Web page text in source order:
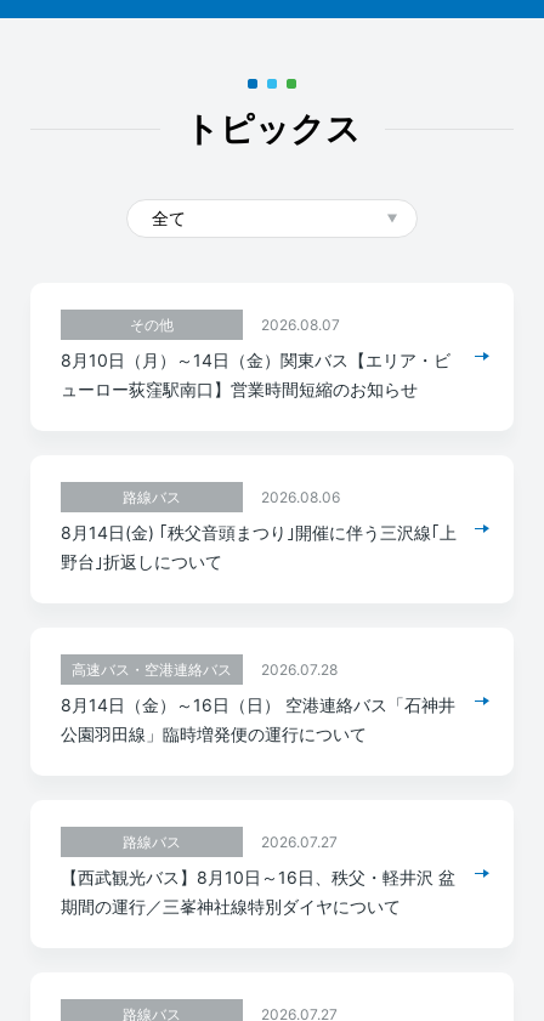
トピックス
その他 2026.08.07
8月10日（月）～14日（金）関東バス【エリア・ビ
ューロー荻窪駅南口】営業時間短縮のお知らせ
路線バス 2026.08.06
8月14日(金) ｢秩父音頭まつり｣開催に伴う三沢線｢上
野台｣折返しについて
高速バス・空港連絡バス 2026.07.28
8月14日（金）～16日（日） 空港連絡バス「石神井
公園羽田線」臨時増発便の運行について
路線バス 2026.07.27
【西武観光バス】8月10日～16日、秩父・軽井沢 盆
期間の運行／三峯神社線特別ダイヤについて
路線バス 2026.07.27